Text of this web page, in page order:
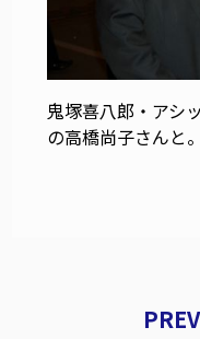
鬼塚喜八郎・アシ
の高橋尚子さんと
PREV